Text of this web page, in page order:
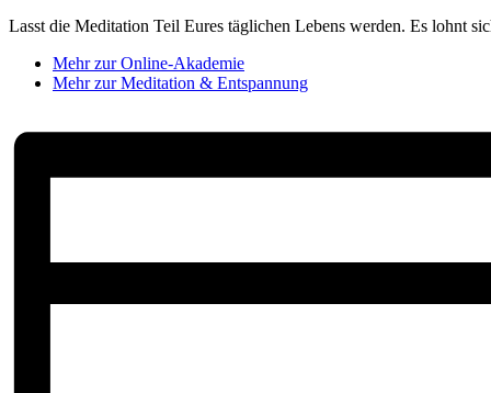
Lasst die Meditation Teil Eures täglichen Lebens werden. Es lohnt
Mehr zur Online-Akademie
Mehr zur Meditation & Entspannung